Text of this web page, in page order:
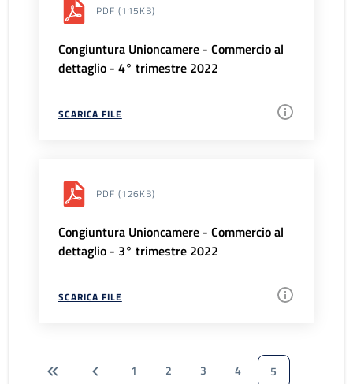
PDF (115KB)
Congiuntura Unioncamere - Commercio al
dettaglio - 4° trimestre 2022
SCARICA FILE
PDF (126KB)
Congiuntura Unioncamere - Commercio al
dettaglio - 3° trimestre 2022
SCARICA FILE
1 2 3 4
5